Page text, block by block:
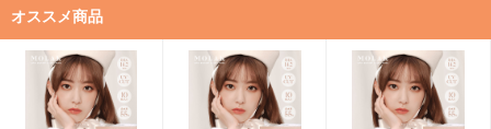
オススメ商品